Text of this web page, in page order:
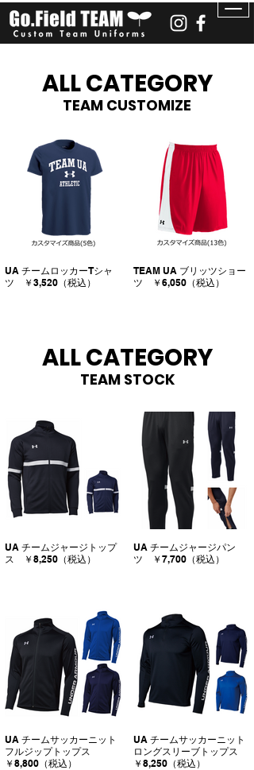
ALL CATEGORY
TEAM CUSTOMIZE
UA チームロッカーTシャ
ツ ￥3,520（税込）
TEAM UA ブリッツショー
ツ ￥6,050（税込）
ALL CATEGORY
TEAM STOCK
UA チームジャージトップ
ス ￥8,250（税込）
UA チームジャージパン
ツ ￥7,700（税込）
UA チームサッカーニット
フルジップトップス
￥8,800（税込）
UA チームサッカーニット
ロングスリーブトップス
￥8,250（税込）